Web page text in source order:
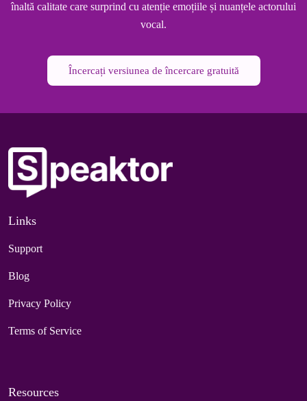
înaltă calitate care surprind cu atenție emoțiile și nuanțele actorului
vocal.
Încercați versiunea de încercare gratuită
Links
Support
Blog
Privacy Policy
Terms of Service
Resources